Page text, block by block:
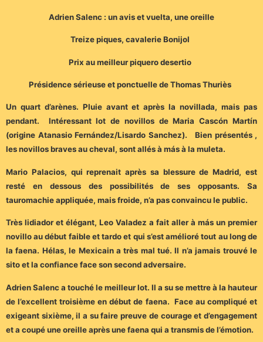
Adrien Salenc : un avis et vuelta, une oreille
Treize piques, cavalerie Bonijol
Prix au meilleur piquero desertio
Présidence sérieuse et ponctuelle de Thomas Thuriès
Un quart d’arènes. Pluie avant et après la novillada, mais pas
pendant. Intéressant lot de novillos de Maria Cascón Martín
(origine Atanasio Fernández/Lisardo Sanchez). Bien présentés ,
les novillos braves au cheval, sont allés à más à la muleta.
Mario Palacios, qui reprenait après sa blessure de Madrid, est
resté en dessous des possibilités de ses opposants. Sa
tauromachie appliquée, mais froide, n’a pas convaincu le public.
Très lidiador et élégant, Leo Valadez a fait aller à más un premier
novillo au début faible et tardo et qui s’est amélioré tout au long de
la faena. Hélas, le Mexicain a très mal tué. Il n’a jamais trouvé le
sito et la confiance face son second adversaire.
Adrien Salenc a touché le meilleur lot. Il a su se mettre à la hauteur
de l’excellent troisième en début de faena. Face au compliqué et
exigeant sixième, il a su faire preuve de courage et d’engagement
et a coupé une oreille après une faena qui a transmis de l’émotion.